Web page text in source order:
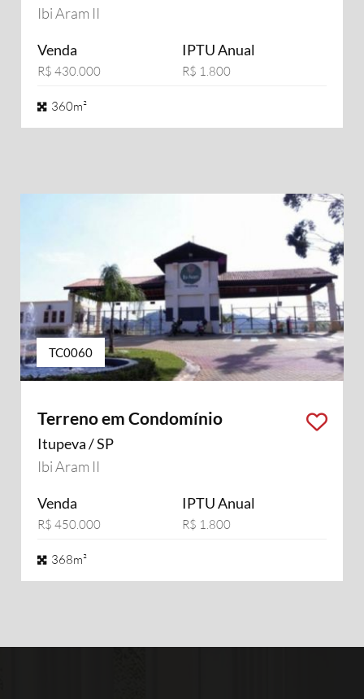
Ibi Aram II
Venda
R$ 430.000
IPTU Anual
R$ 1.800
360m²
TC0060
Terreno em Condomínio
Itupeva / SP
Ibi Aram II
Venda
R$ 450.000
IPTU Anual
R$ 1.800
368m²